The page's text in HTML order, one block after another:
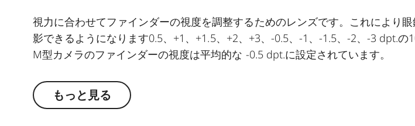
視力に合わせてファインダーの視度を調整するためのレンズです。これにより
影できるようになります0.5、+1、+1.5、+2、+3、-0.5、-1、-1.5、-2、-3 dpt.の
M型カメラのファインダーの視度は平均的な -0.5 dpt.に設定されています。
もっと見る